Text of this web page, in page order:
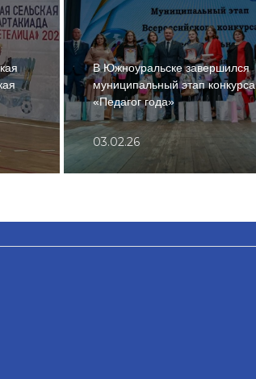
В Южноуральске завершился
муниципальный этап конкурса
«Педагог года»
03.02.26